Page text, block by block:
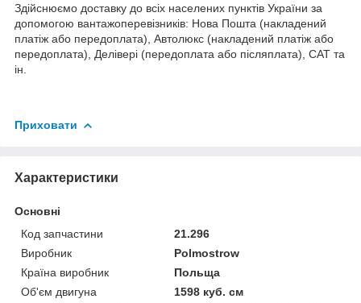
Здійснюємо доставку до всіх населених пунктів України за
допомогою вантажоперевізників: Нова Пошта (накладений
платіж або передоплата), Автолюкс (накладений платіж або
передоплата), Делівері (передоплата або післяплата), САТ та
ін.
Приховати
Характеристики
Основні
Код запчастини
21.296
Виробник
Polmostrow
Країна виробник
Польща
Об'єм двигуна
1598 куб. см